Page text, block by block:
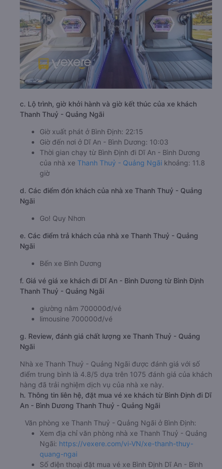
c. Lộ trình, giờ khởi hành và giờ kết thúc của xe khách
Thanh Thuỷ - Quảng Ngãi
Giờ xuất phát ở Bình Định: 22:15
Giờ đến nơi ở Dĩ An - Bình Dương: 10:03
Thời gian chạy từ Bình Định đi Dĩ An - Bình Dương
của nhà xe Thanh Thuỷ - Quảng Ngãi khoảng: 11.8
giờ
d. Các điểm đón khách của nhà xe Thanh Thuỷ - Quảng
Ngãi
Go! Quy Nhơn
e. Các điểm trả khách của nhà xe Thanh Thuỷ - Quảng
Ngãi
Bến xe Bình Dương
f. Giá vé giá xe khách đi Dĩ An - Bình Dương từ Bình Định
Thanh Thuỷ - Quảng Ngãi
giường nằm 700000đ/vé
limousine 700000đ/vé
g. Review, đánh giá chất lượng xe Thanh Thuỷ - Quảng
Ngãi
Nhà xe Thanh Thuỷ - Quảng Ngãi được đánh giá với số
điểm trung bình là 4.8/5 dựa trên 1075 đánh giá của khách
hàng đã trải nghiệm dịch vụ của nhà xe này.
h. Thông tin liên hệ, đặt mua vé xe khách từ Bình Định đi Dĩ
An - Bình Dương Thanh Thuỷ - Quảng Ngãi
Văn phòng xe Thanh Thuỷ - Quảng Ngãi ở Bình Định:
Xem địa chỉ văn phòng nhà xe Thanh Thuỷ - Quảng
Ngãi: https://vexere.com/vi-VN/xe-thanh-thuy-
quang-ngai
Số điện thoại đặt mua vé xe Bình Định Dĩ An - Bình